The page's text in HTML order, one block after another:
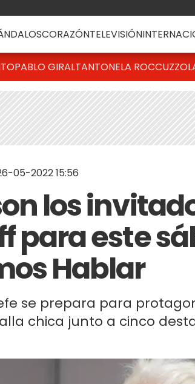
CORAZÓNTELEVISIÓN
PABLO GIRALTANTONELA ROCCUZZO
05-2022 15:56
los
para este
Hablar
se prepara para
chica junto a cinco